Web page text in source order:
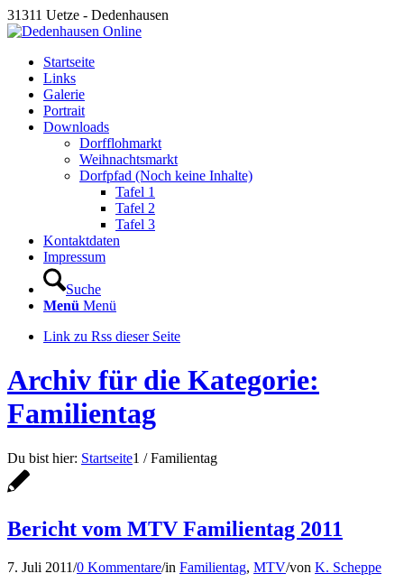
31311 Uetze - Dedenhausen
Startseite
Links
Galerie
Portrait
Downloads
Dorfflohmarkt
Weihnachtsmarkt
Dorfpfad (Noch keine Inhalte)
Tafel 1
Tafel 2
Tafel 3
Kontaktdaten
Impressum
Suche
Menü Menü
Link zu Rss dieser Seite
Archiv für die Kategorie:
Familientag
Du bist hier: Startseite1 / Familientag
Bericht vom MTV Familientag 2011
7. Juli 2011/0 Kommentare/in Familientag, MTV/von K. Scheppe